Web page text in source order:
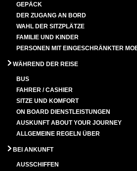
GEPÄCK
DER ZUGANG AN BORD
WAHL DER SITZPLÄTZE
FAMILIE UND KINDER
PERSONEN MIT EINGESCHRÄNKTER
WÄHREND DER REISE
BUS
FAHRER / CASHIER
SITZE UND KOMFORT
ON BOARD DIENSTLEISTUNGEN
AUSKUNFT ABOUT YOUR JOURNEY
ALLGEMEINE REGELN ÜBER
BEI ANKUNFT
AUSSCHIFFEN